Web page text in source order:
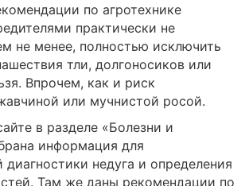
по агротехнике
практически не
не менее, полностью исключить
тли, долгоносиков или
Впрочем, как и риск
или мучнистой росой.
в разделе «Болезни и
информация для
недуга и определения
Там же даны рекомендации по